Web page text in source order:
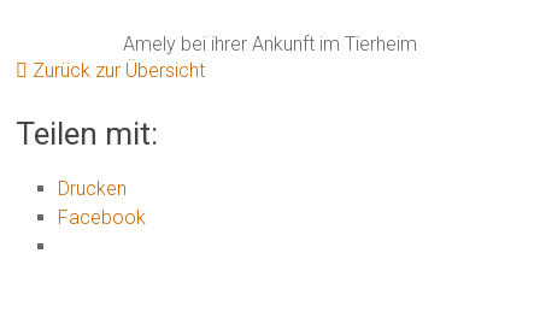
Amely bei ihrer Ankunft im Tierheim
Zurück zur Übersicht
Teilen mit:
Drucken
Facebook